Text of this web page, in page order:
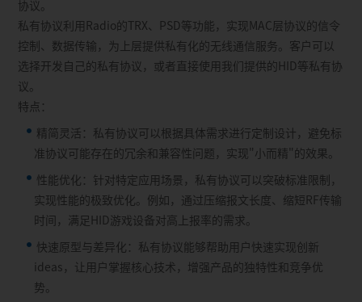
协议。
私有协议利用Radio的TRX、PSD等功能，实现MAC层协议的信令
控制、数据传输，为上层提供私有化的无线通信服务。客户可以
选择开发自己的私有协议，或者直接使用我们提供的HID等私有协
议。
特点：
精简灵活：私有协议可以根据具体需求进行定制设计，避免标
准协议可能存在的冗余和兼容性问题，实现"小而精"的效果。
性能优化：针对特定应用场景，私有协议可以突破标准限制，
实现性能的极致优化。例如，通过压缩报文长度、缩短RF传输
时间，满足HID游戏设备对高上报率的需求。
快速原型与差异化：私有协议能够帮助用户快速实现创新
ideas，让用户掌握核心技术，增强产品的独特性和竞争优
势。